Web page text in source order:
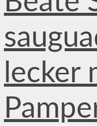
lecker